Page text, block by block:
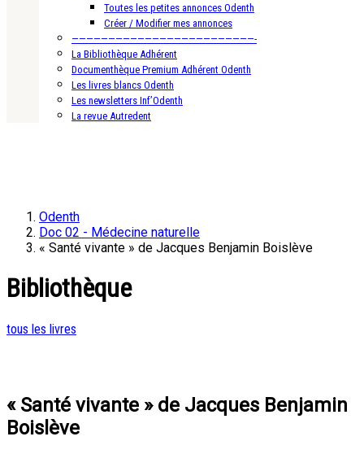
Toutes les petites annonces Odenth
Créer / Modifier mes annonces
—————————————————————————-
La Bibliothèque Adhérent
Documenthèque Premium Adhérent Odenth
Les livres blancs Odenth
Les newsletters Inf’Odenth
La revue Autredent
Odenth
Doc 02 - Médecine naturelle
« Santé vivante » de Jacques Benjamin Boislève
Bibliothèque
tous les livres
« Santé vivante » de Jacques Benjamin
Boislève